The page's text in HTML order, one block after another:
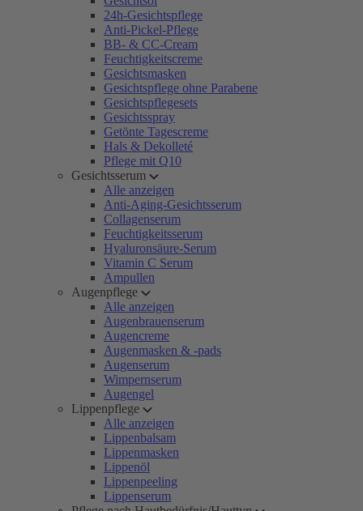
24h-Gesichtspflege
Anti-Pickel-Pflege
BB- & CC-Cream
Feuchtigkeitscreme
Gesichtsmasken
Gesichtspflege ohne Parabene
Gesichtspflegesets
Gesichtsspray
Getönte Tagescreme
Hals & Dekolleté
Pflege mit Q10
Gesichtsserum
Alle anzeigen
Anti-Aging-Gesichtsserum
Collagenserum
Feuchtigkeitsserum
Hyaluronsäure-Serum
Vitamin C Serum
Ampullen
Augenpflege
Alle anzeigen
Augenbrauenserum
Augencreme
Augenmasken & -pads
Augenserum
Wimpernserum
Augengel
Lippenpflege
Alle anzeigen
Lippenbalsam
Lippenmasken
Lippenöl
Lippenpeeling
Lippenserum